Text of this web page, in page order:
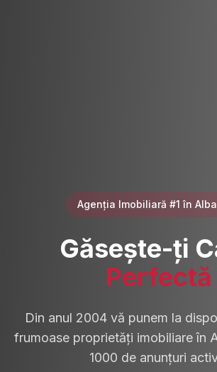
Agenția Imobiliară #1 în
Găsește-ți
Perfectă
Din anul 2004 vă punem la
frumoase proprietăți imobiliare în
1000 de anunțuri